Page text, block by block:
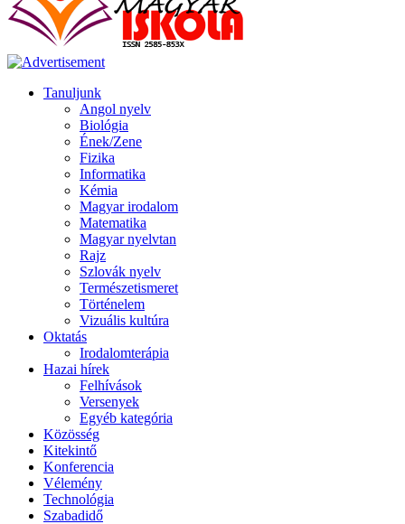
Tanuljunk
Angol nyelv
Biológia
Ének/Zene
Fizika
Informatika
Kémia
Magyar irodalom
Matematika
Magyar nyelvtan
Rajz
Szlovák nyelv
Természetismeret
Történelem
Vizuális kultúra
Oktatás
Irodalomterápia
Hazai hírek
Felhívások
Versenyek
Egyéb kategória
Közösség
Kitekintő
Konferencia
Vélemény
Technológia
Szabadidő